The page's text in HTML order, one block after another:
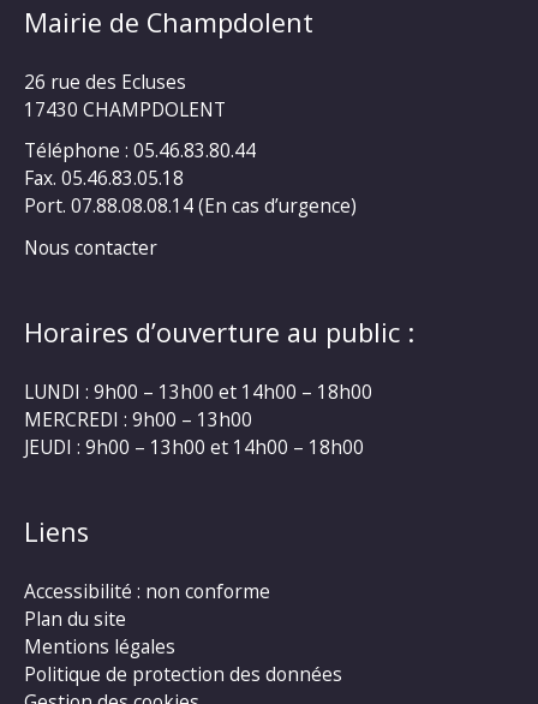
Mairie de Champdolent
26 rue des Ecluses
17430 CHAMPDOLENT
Téléphone : 05.46.83.80.44
Fax. 05.46.83.05.18
Port. 07.88.08.08.14 (En cas d’urgence)
Nous contacter
Horaires d’ouverture au public :
LUNDI : 9h00 – 13h00 et 14h00 – 18h00
MERCREDI : 9h00 – 13h00
JEUDI : 9h00 – 13h00 et 14h00 – 18h00
Liens
Accessibilité : non conforme
Plan du site
Mentions légales
Politique de protection des données